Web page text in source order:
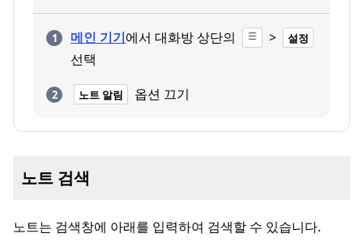
메인 기기에서 대화방 상단의 > 설정
선택
노트 알림 옵션 끄기
노트 검색
노트는 검색창에 아래를 입력하여 검색할 수 있습니다.